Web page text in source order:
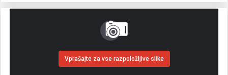
Vprašajte za vse razpoložljive slike